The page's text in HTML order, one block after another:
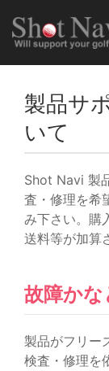
製品サ
いて
Shot Navi 製
査・修理を希
み下さい。購
送料等が加算
故障かな
製品がフリー
検査・修理を